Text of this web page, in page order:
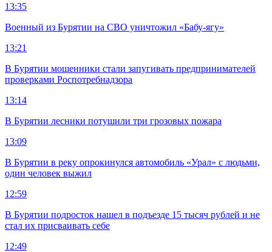
13:35
Военный из Бурятии на СВО уничтожил «Бабу-ягу»
13:21
В Бурятии мошенники стали запугивать предпринимателей
проверками Роспотребнадзора
13:14
В Бурятии лесники потушили три грозовых пожара
13:09
В Бурятии в реку опрокинулся автомобиль «Урал» с людьми,
один человек выжил
12:59
В Бурятии подросток нашел в подъезде 15 тысяч рублей и не
стал их присваивать себе
12:49